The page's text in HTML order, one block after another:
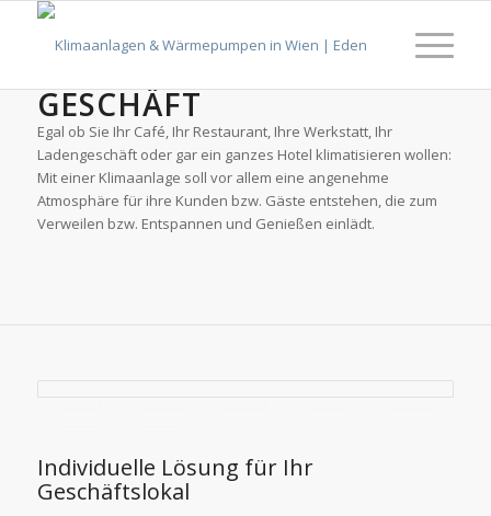
GESCHÄFT
Egal ob Sie Ihr Café, Ihr Restaurant, Ihre Werkstatt, Ihr
Ladengeschäft oder gar ein ganzes Hotel klimatisieren wollen:
Mit einer Klimaanlage soll vor allem eine angenehme
Atmosphäre für ihre Kunden bzw. Gäste entstehen, die zum
Verweilen bzw. Entspannen und Genießen einlädt.
Individuelle Lösung für Ihr
Geschäftslokal